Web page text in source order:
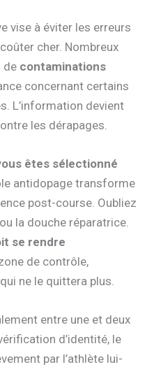
vise à éviter les erreurs
cher. Nombreux
de contaminations
concernant certains
L’information devient
les dérapages.
êtes sélectionné
antidopage transforme
post-course. Oubliez
la douche réparatrice.
se rendre
de contrôle,
ne le quittera plus.
entre une et deux
d’identité, le
par l’athlète lui-